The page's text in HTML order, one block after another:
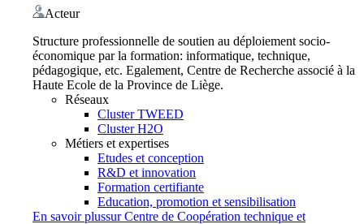
Acteur
Structure professionnelle de soutien au déploiement socio-
économique par la formation: informatique, technique,
pédagogique, etc. Egalement, Centre de Recherche associé à la
Haute Ecole de la Province de Liège.
Réseaux
Cluster TWEED
Cluster H2O
Métiers et expertises
Etudes et conception
R&D et innovation
Formation certifiante
Education, promotion et sensibilisation
En savoir plussurCentre de Coopération technique et